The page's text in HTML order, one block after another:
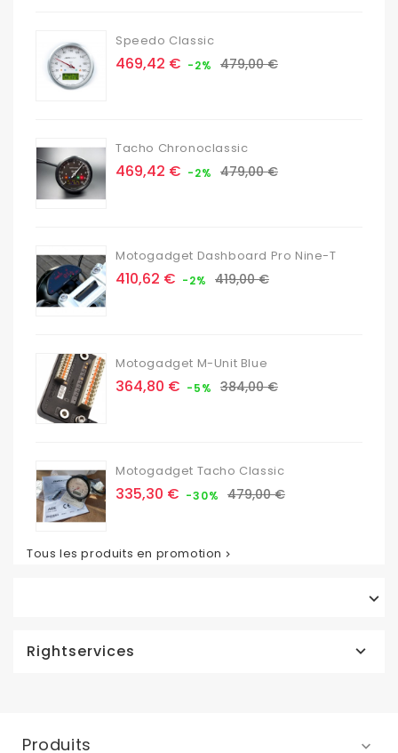
Speedo Classic
Prix
469,42 € -2% Prix
479,00 €
Tacho Chronoclassic
Prix
469,42 € -2% Prix
479,00 €
Motogadget Dashboard Pro Nine-T
Prix
410,62 € -2% Prix
419,00 €
Motogadget M-Unit Blue
Prix
364,80 € -5% Prix
384,00 €
Motogadget Tacho Classic
Prix
335,30 € -30% Prix
479,00 €
Tous les produits en promotion 

Rightservices 
Produits 